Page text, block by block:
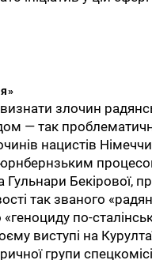
злочин
— так
нацистів
Гульнари Бекірової,
так званого
«геноциду по-
виступі на
групи